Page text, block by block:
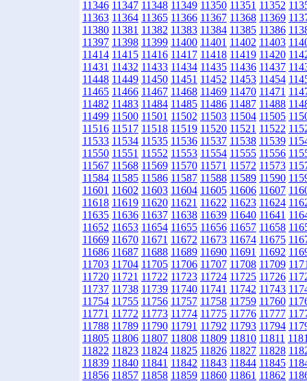
11346 11347 11348 11349 11350 11351 11352
11363 11364 11365 11366 11367 11368 11369
11380 11381 11382 11383 11384 11385 11386
11397 11398 11399 11400 11401 11402 11403
11414 11415 11416 11417 11418 11419 11420
11431 11432 11433 11434 11435 11436 11437
11448 11449 11450 11451 11452 11453 11454
11465 11466 11467 11468 11469 11470 11471
11482 11483 11484 11485 11486 11487 11488
11499 11500 11501 11502 11503 11504 11505
11516 11517 11518 11519 11520 11521 11522
11533 11534 11535 11536 11537 11538 11539
11550 11551 11552 11553 11554 11555 11556
11567 11568 11569 11570 11571 11572 11573
11584 11585 11586 11587 11588 11589 11590
11601 11602 11603 11604 11605 11606 11607
11618 11619 11620 11621 11622 11623 11624
11635 11636 11637 11638 11639 11640 11641
11652 11653 11654 11655 11656 11657 11658
11669 11670 11671 11672 11673 11674 11675
11686 11687 11688 11689 11690 11691 11692
11703 11704 11705 11706 11707 11708 11709
11720 11721 11722 11723 11724 11725 11726
11737 11738 11739 11740 11741 11742 11743
11754 11755 11756 11757 11758 11759 11760
11771 11772 11773 11774 11775 11776 11777
11788 11789 11790 11791 11792 11793 11794
11805 11806 11807 11808 11809 11810 11811
11822 11823 11824 11825 11826 11827 11828
11839 11840 11841 11842 11843 11844 11845
11856 11857 11858 11859 11860 11861 11862